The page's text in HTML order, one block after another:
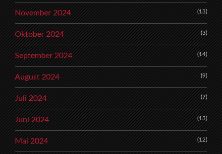
November 2024 (13)
Oktober 2024 (3)
September 2024 (14)
August 2024 (9)
Juli 2024 (7)
Juni 2024 (13)
Mai 2024 (12)